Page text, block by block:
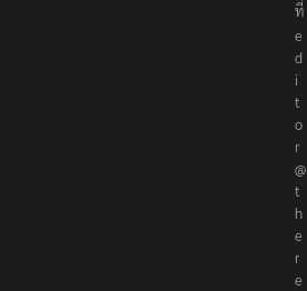
ที่
e
d
i
t
o
r
@
t
h
e
r
e